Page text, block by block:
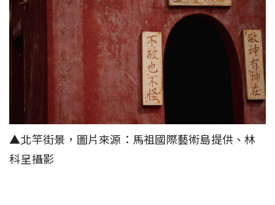
▲北竿街景，圖片來源：馬祖國際藝術島提供、林
科呈攝影